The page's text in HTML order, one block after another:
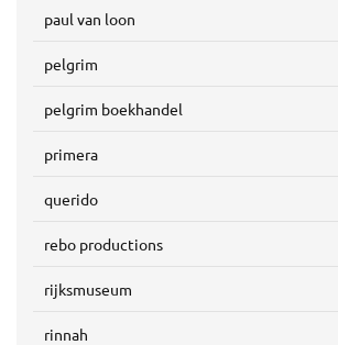
paul van loon
pelgrim
pelgrim boekhandel
primera
querido
rebo productions
rijksmuseum
rinnah